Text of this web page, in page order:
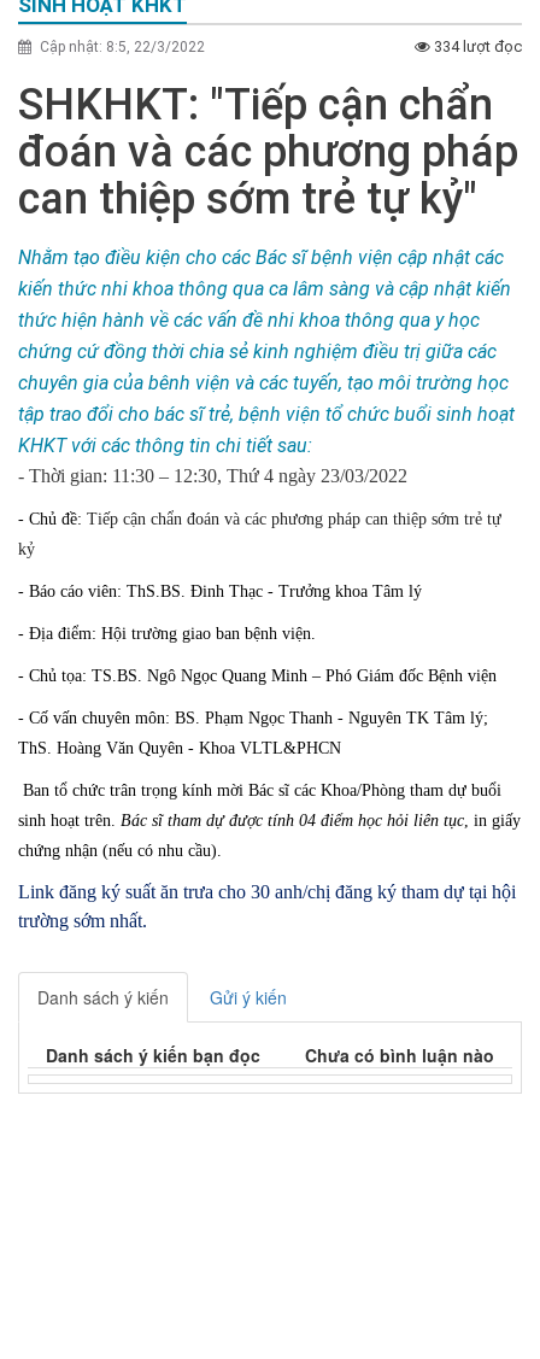
SINH HOẠT KHKT
Cập nhật: 8:5, 22/3/2022 334 lượt đọc
SHKHKT: "Tiếp cận chẩn
đoán và các phương pháp
can thiệp sớm trẻ tự kỷ"
Nhằm tạo điều kiện cho các Bác sĩ bệnh viện cập nhật các
kiến thức nhi khoa thông qua ca lâm sàng và cập nhật kiến
thức hiện hành về các vấn đề nhi khoa thông qua y học
chứng cứ đồng thời chia sẻ kinh nghiệm điều trị giữa các
chuyên gia của bênh viện và các tuyến, tạo môi trường học
tập trao đổi cho bác sĩ trẻ, bệnh viện tổ chức buổi sinh hoạt
KHKT với các thông tin chi tiết sau:
- Thời gian: 11:30 – 12:30, Thứ 4 ngày 23/03/2022
- Chủ đề: Tiếp cận chẩn đoán và các phương pháp can thiệp sớm trẻ tự
kỷ
- Báo cáo viên: ThS.BS. Đinh Thạc - Trưởng khoa Tâm lý
- Địa điểm: Hội trường giao ban bệnh viện.
- Chủ tọa: TS.BS. Ngô Ngọc Quang Minh – Phó Giám đốc Bệnh viện
- Cố vấn chuyên môn: BS. Phạm Ngọc Thanh - Nguyên TK Tâm lý;
ThS. Hoàng Văn Quyên - Khoa VLTL&PHCN
Ban tổ chức trân trọng kính mời Bác sĩ các Khoa/Phòng tham dự buổi
sinh hoạt trên. Bác sĩ tham dự được tính 04 điểm học hỏi liên tục, in giấy
chứng nhận (nếu có nhu cầu).
Link đăng ký suất ăn trưa cho 30 anh/chị đăng ký tham dự tại hội
trường sớm nhất.